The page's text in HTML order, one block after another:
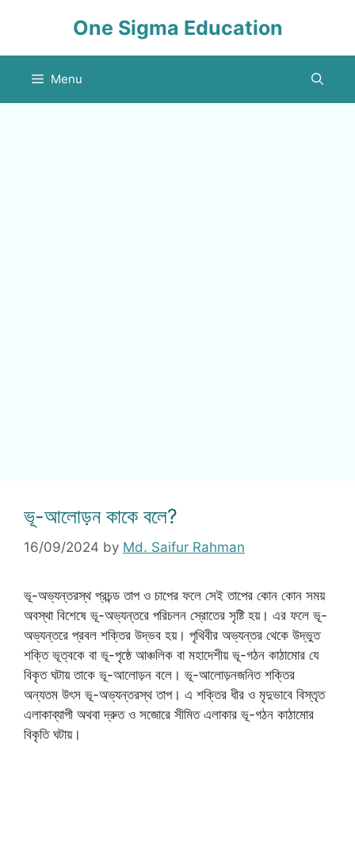
One Sigma Education
Menu
ভূ-আলোড়ন কাকে বলে?
16/09/2024 by Md. Saifur Rahman
ভূ-অভ্যন্তরস্থ প্রচন্ড তাপ ও চাপের ফলে সেই তাপের কোন কোন সময়
অবস্থা বিশেষে ভূ-অভ্যন্তরে পরিচলন স্রোতের সৃষ্টি হয়। এর ফলে ভূ-
অভ্যন্তরে প্রবল শক্তির উদ্ভব হয়। পৃথিবীর অভ্যন্তর থেকে উদ্ভুত
শক্তি ভূত্বকে বা ভূ-পৃষ্ঠে আঞ্চলিক বা মহাদেশীয় ভূ-গঠন কাঠামোর যে
বিকৃত ঘটায় তাকে ভূ-আলোড়ন বলে। ভূ-আলোড়নজনিত শক্তির
অন্যতম উৎস ভূ-অভ্যন্তরস্থ তাপ। এ শক্তির ধীর ও মৃদুভাবে বিস্তৃত
এলাকাব্যাপী অথবা দ্রুত ও সজোরে সীমিত এলাকার ভূ-গঠন কাঠামোর
বিকৃতি ঘটায়।